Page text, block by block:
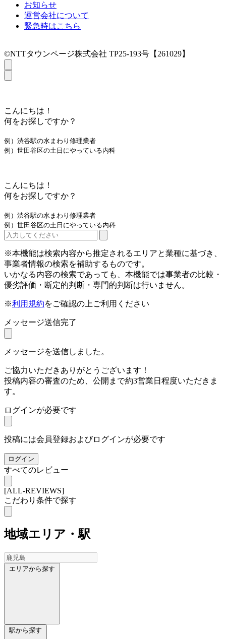
お知らせ
運営会社について
緊急時はこちら
©NTTタウンページ株式会社 TP25-193号【261029】
こんにちは！
何をお探しですか？
例）渋谷駅の水まわり修理業者
例）世田谷区の土日にやっている内科
こんにちは！
何をお探しですか？
例）渋谷駅の水まわり修理業者
例）世田谷区の土日にやっている内科
※本機能は検索内容から推定されるエリアと業種に基づき、
事業者情報の検索を補助するものです。
いかなる内容の検索であっても、本機能では事業者の比較・
優劣評価・断定的判断・専門的判断は行いません。
※利用規約をご確認の上ご利用ください
メッセージ送信完了
メッセージを送信しました。
ご協力いただきありがとうございます！
投稿内容の審査のため、公開まで約3営業日程度いただきま
す。
ログインが必要です
投稿には会員登録およびログインが必要です
ログイン
すべてのレビュー
[ALL-REVIEWS]
こだわり条件で探す
地域エリア・駅
エリアから探す
駅から探す